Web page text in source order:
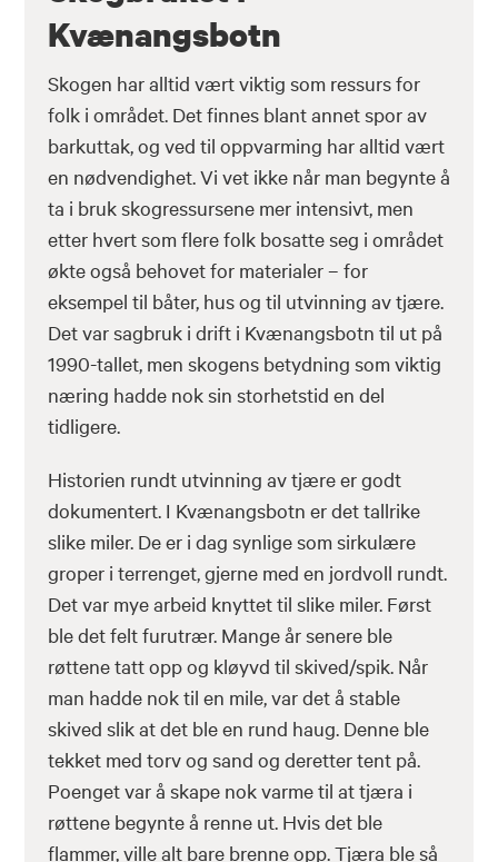
Kvænangsbotn
Skogen har alltid vært viktig som ressurs for
folk i området. Det finnes blant annet spor av
barkuttak, og ved til oppvarming har alltid vært
en nødvendighet. Vi vet ikke når man begynte å
ta i bruk skogressursene mer intensivt, men
etter hvert som flere folk bosatte seg i området
økte også behovet for materialer – for
eksempel til båter, hus og til utvinning av tjære.
Det var sagbruk i drift i Kvænangsbotn til ut på
1990-tallet, men skogens betydning som viktig
næring hadde nok sin storhetstid en del
tidligere.
Historien rundt utvinning av tjære er godt
dokumentert. I Kvænangsbotn er det tallrike
slike miler. De er i dag synlige som sirkulære
groper i terrenget, gjerne med en jordvoll rundt.
Det var mye arbeid knyttet til slike miler. Først
ble det felt furutrær. Mange år senere ble
røttene tatt opp og kløyvd til skived/spik. Når
man hadde nok til en mile, var det å stable
skived slik at det ble en rund haug. Denne ble
tekket med torv og sand og deretter tent på.
Poenget var å skape nok varme til at tjæra i
røttene begynte å renne ut. Hvis det ble
flammer, ville alt bare brenne opp. Tjæra ble så